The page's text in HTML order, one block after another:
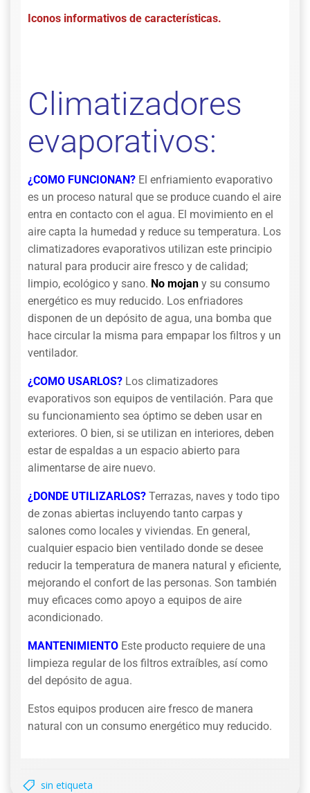
Iconos informativos de características.
Climatizadores
evaporativos:
¿COMO FUNCIONAN? El enfriamiento evaporativo
es un proceso natural que se produce cuando el aire
entra en contacto con el agua. El movimiento en el
aire capta la humedad y reduce su temperatura. Los
climatizadores evaporativos utilizan este principio
natural para producir aire fresco y de calidad;
limpio, ecológico y sano. No mojan y su consumo
energético es muy reducido. Los enfriadores
disponen de un depósito de agua, una bomba que
hace circular la misma para empapar los filtros y un
ventilador.
¿COMO USARLOS? Los climatizadores
evaporativos son equipos de ventilación. Para que
su funcionamiento sea óptimo se deben usar en
exteriores. O bien, si se utilizan en interiores, deben
estar de espaldas a un espacio abierto para
alimentarse de aire nuevo.
¿DONDE UTILIZARLOS? Terrazas, naves y todo tipo
de zonas abiertas incluyendo tanto carpas y
salones como locales y viviendas. En general,
cualquier espacio bien ventilado donde se desee
reducir la temperatura de manera natural y eficiente,
mejorando el confort de las personas. Son también
muy eficaces como apoyo a equipos de aire
acondicionado.
MANTENIMIENTO Este producto requiere de una
limpieza regular de los filtros extraíbles, así como
del depósito de agua.
Estos equipos producen aire fresco de manera
natural con un consumo energético muy reducido.
sin etiqueta